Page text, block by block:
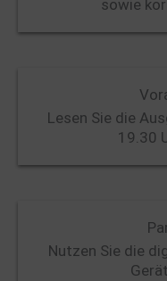
sowie
Lesen Sie die
19.30
Nutzen Sie die